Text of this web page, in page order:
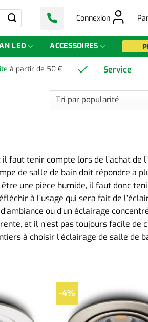
Connexion
LED ACCESSOIRES
à partir de 50 € Service
faut tenir compte lors de l’achat de
de salle de bain doit répondre à
une pièce humide, il faut donc
à l’usage qui sera fait de
ou d’un éclairage
et il n’est pas toujours facile de
à choisir l’éclairage de salle de
-4%